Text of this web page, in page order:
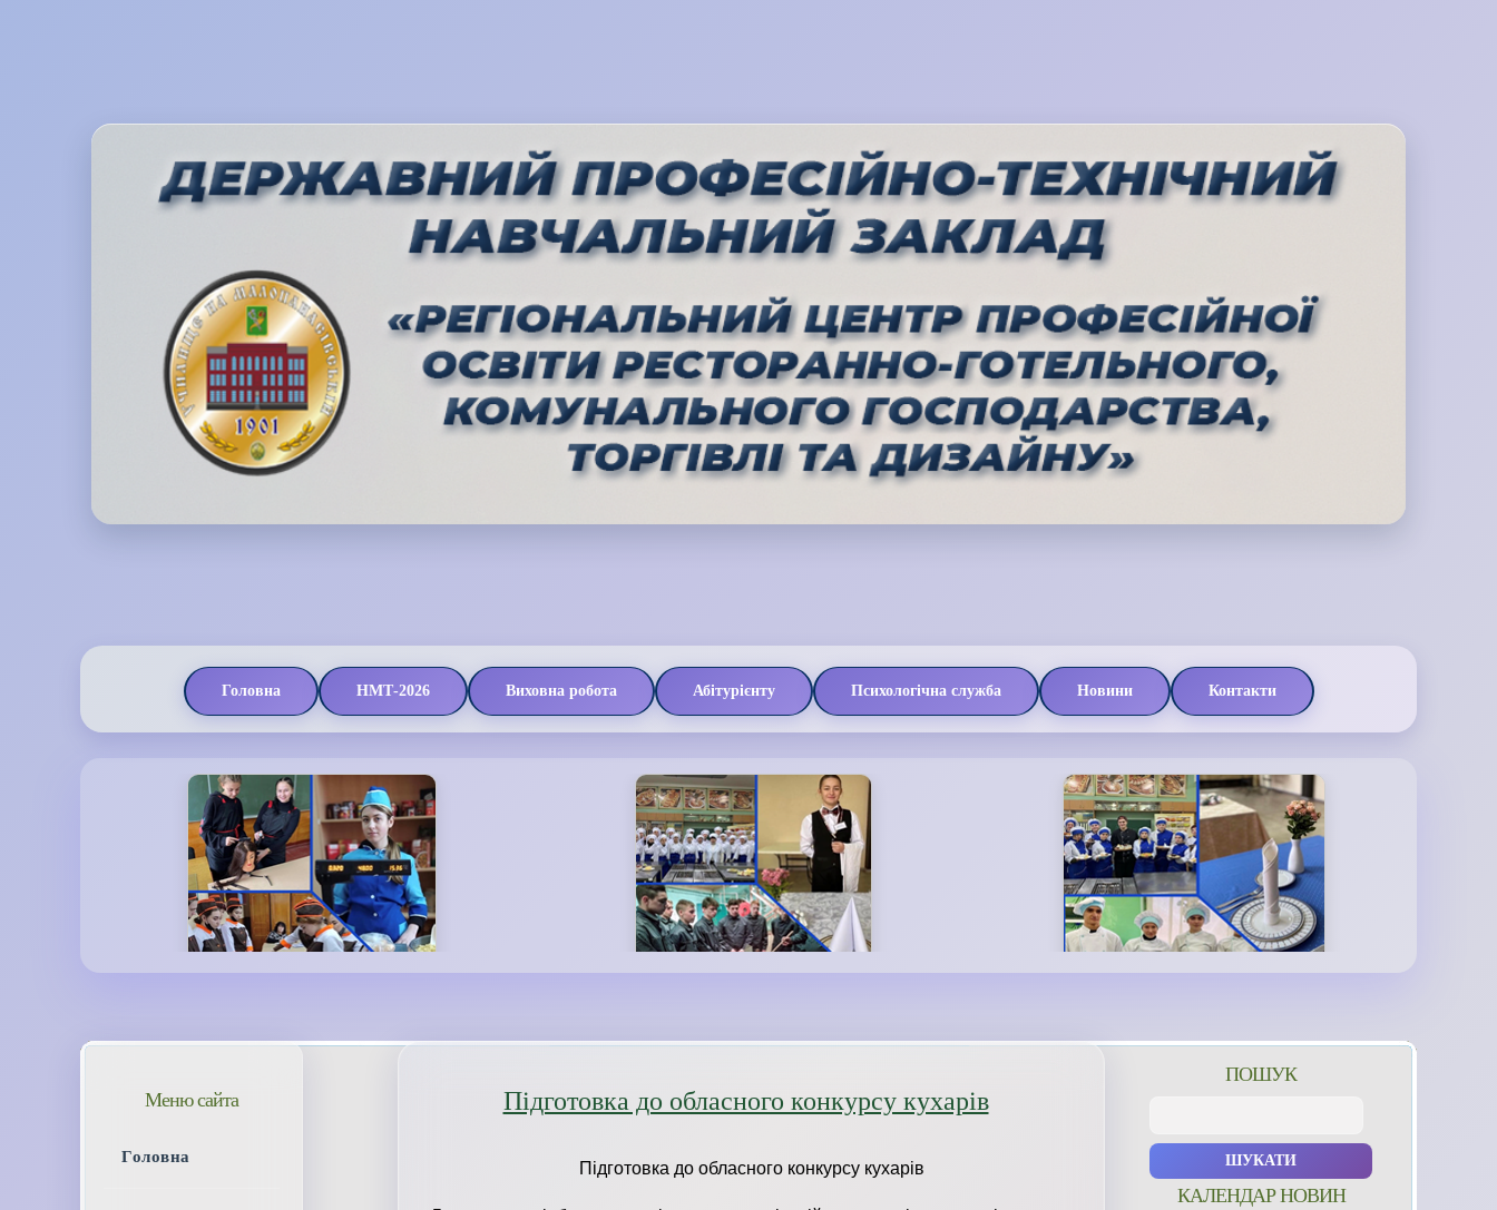
Головна НМТ-2026 Виховна робота Абітурієнту Психологічна служба Новини Контакти
Підготовка до обласного конкурсу кухарів
Підготовка до обласного конкурсу кухарів
ПОШУК
КАЛЕНДАР НОВИН
Меню сайта
Головна